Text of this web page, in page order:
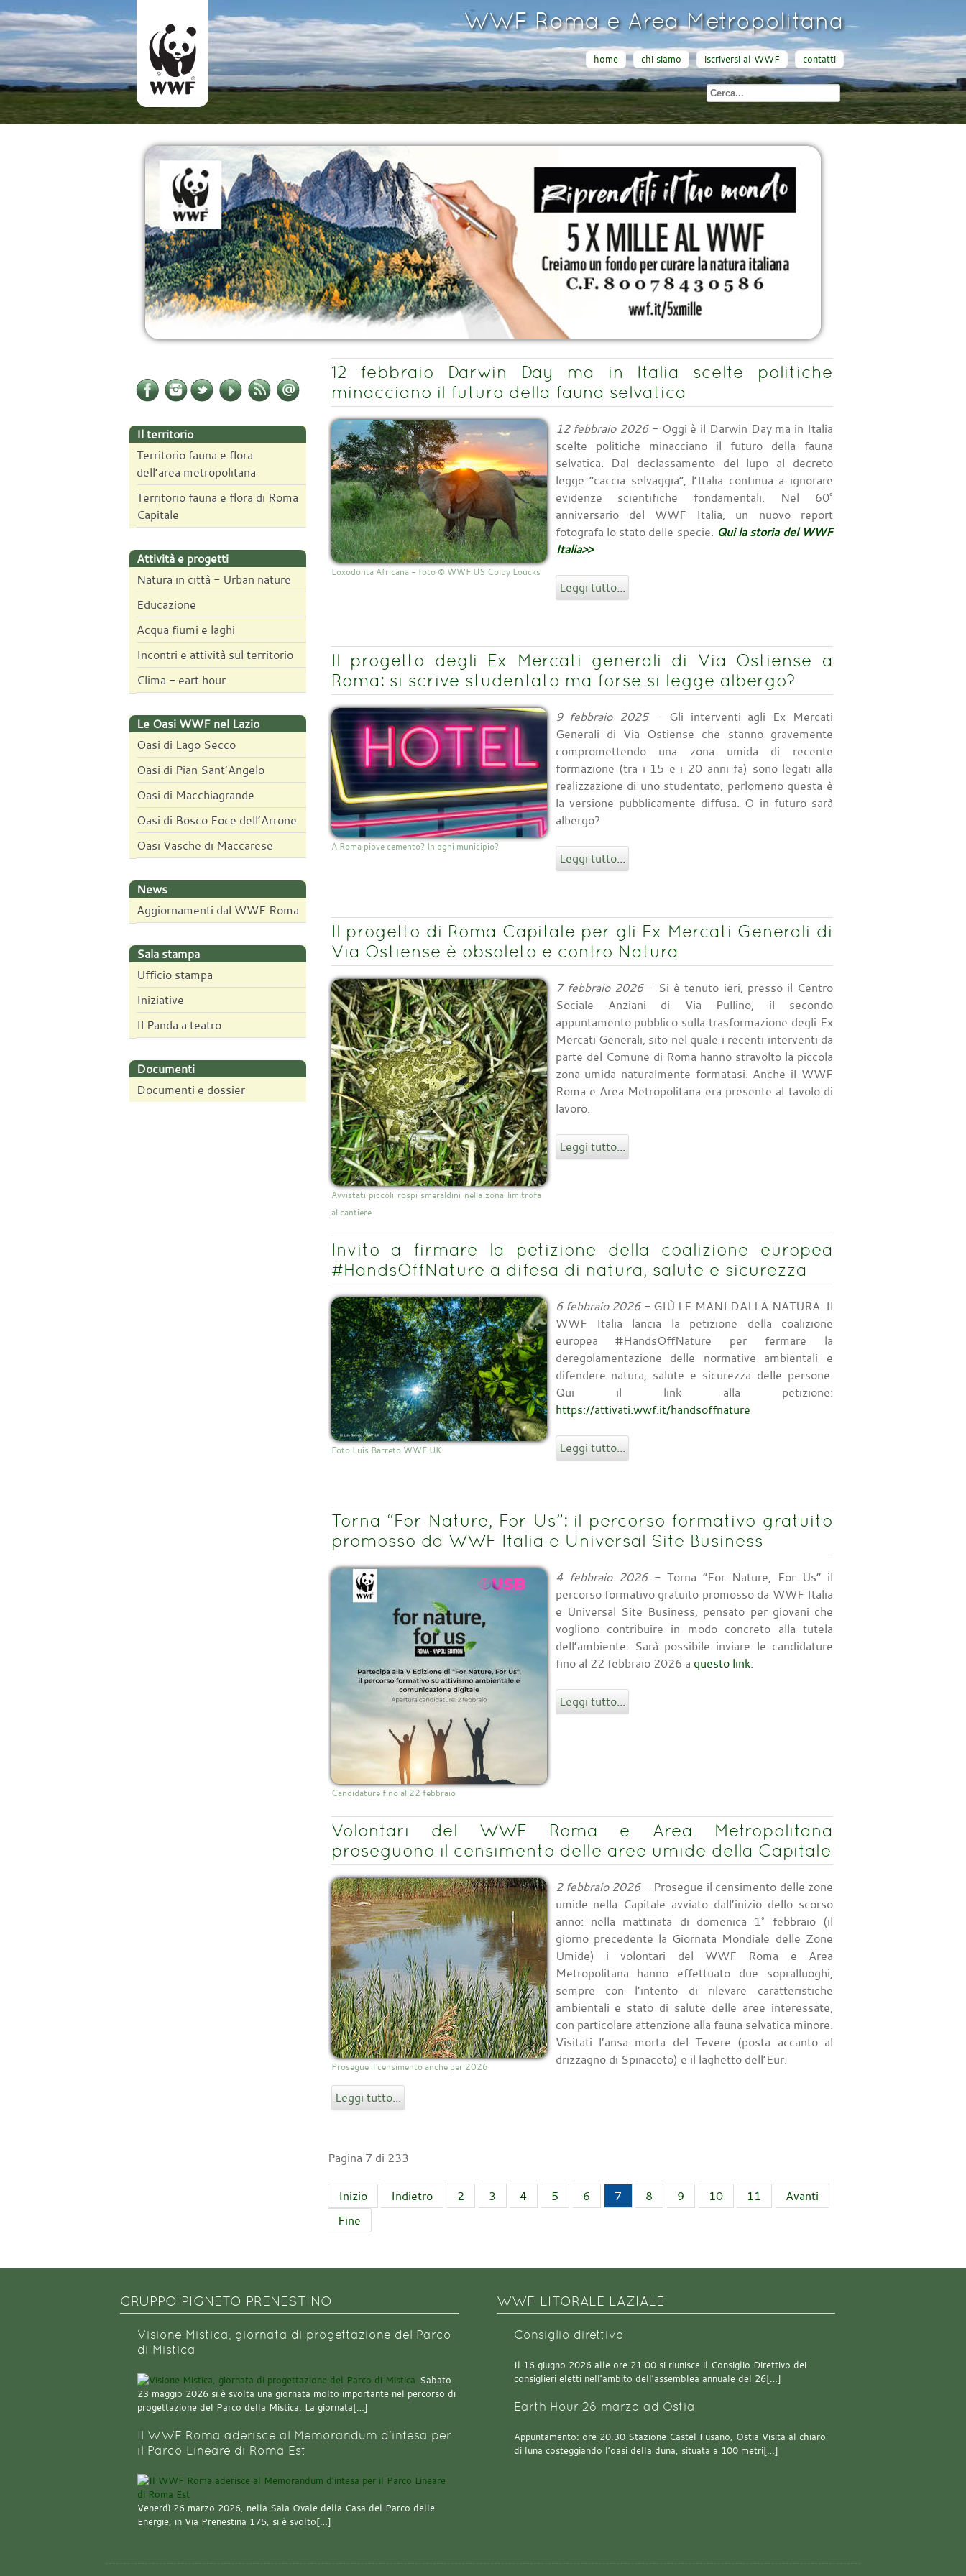
WWF Roma e Area Metropolitana
home chi siamo iscriversi al WWF contatti
Il territorio
Territorio fauna e flora
dell’area metropolitana
Territorio fauna e flora di Roma
Capitale
Attività e progetti
Natura in città - Urban nature
Educazione
Acqua fiumi e laghi
Incontri e attività sul territorio
Clima - eart hour
Le Oasi WWF nel Lazio
Oasi di Lago Secco
Oasi di Pian Sant’Angelo
Oasi di Macchiagrande
Oasi di Bosco Foce dell’Arrone
Oasi Vasche di Maccarese
News
Aggiornamenti dal WWF Roma
Sala stampa
Ufficio stampa
Iniziative
Il Panda a teatro
Documenti
Documenti e dossier
12 febbraio Darwin Day ma in Italia scelte politiche
minacciano il futuro della fauna selvatica
Loxodonta Africana - foto © WWF US Colby Loucks
12 febbraio 2026- Oggi è il Darwin Day ma in Italia
scelte politiche minacciano il futuro della fauna
selvatica. Dal declassamento del lupo al decreto
legge “caccia selvaggia”, l’Italia continua a ignorare
evidenze scientifiche fondamentali. Nel 60°
anniversario del WWF Italia, un nuovo report
fotografa lo stato delle specie. Qui la storia del WWF
Italia>>
Leggi tutto...
Il progetto degli Ex Mercati generali di Via Ostiense a
Roma: si scrive studentato ma forse si legge albergo?
A Roma piove cemento? In ogni municipio?
9 febbraio 2025- Gli interventi agli Ex Mercati
Generali di Via Ostiense che stanno gravemente
compromettendo una zona umida di recente
formazione (tra i 15 e i 20 anni fa) sono legati alla
realizzazione di uno studentato, perlomeno questa è
la versione pubblicamente diffusa. O in futuro sarà
albergo?
Leggi tutto...
Il progetto di Roma Capitale per gli Ex Mercati Generali di
Via Ostiense è obsoleto e contro Natura
Avvistati piccoli rospi smeraldini nella zona limitrofa
al cantiere
7 febbraio 2026- Si è tenuto ieri, presso il Centro
Sociale Anziani di Via Pullino, il secondo
appuntamento pubblico sulla trasformazione degli Ex
Mercati Generali, sito nel quale i recenti interventi da
parte del Comune di Roma hanno stravolto la piccola
zona umida naturalmente formatasi. Anche il WWF
Roma e Area Metropolitana era presente al tavolo di
lavoro.
Leggi tutto...
Invito a firmare la petizione della coalizione europea
#HandsOffNature a difesa di natura, salute e sicurezza
Foto Luis Barreto WWF UK
6 febbraio 2026- GIÙ LE MANI DALLA NATURA. Il
WWF Italia lancia la petizione della coalizione
europea #HandsOffNature per fermare la
deregolamentazione delle normative ambientali e
difendere natura, salute e sicurezza delle persone.
Qui il link alla petizione:
https://attivati.wwf.it/handsoffnature
Leggi tutto...
Torna “For Nature, For Us”: il percorso formativo gratuito
promosso da WWF Italia e Universal Site Business
Candidature fino al 22 febbraio
4 febbraio 2026- Torna “For Nature, For Us” il
percorso formativo gratuito promosso da WWF Italia
e Universal Site Business, pensato per giovani che
vogliono contribuire in modo concreto alla tutela
dell’ambiente. Sarà possibile inviare le candidature
fino al 22 febbraio 2026 a questo link.
Leggi tutto...
Volontari del WWF Roma e Area Metropolitana
proseguono il censimento delle aree umide della Capitale
Prosegue il censimento anche per 2026
2 febbraio 2026- Prosegue il censimento delle zone
umide nella Capitale avviato dall’inizio dello scorso
anno: nella mattinata di domenica 1° febbraio (il
giorno precedente la Giornata Mondiale delle Zone
Umide) i volontari del WWF Roma e Area
Metropolitana hanno effettuato due sopralluoghi,
sempre con l’intento di rilevare caratteristiche
ambientali e stato di salute delle aree interessate,
con particolare attenzione alla fauna selvatica minore.
Visitati l’ansa morta del Tevere (posta accanto al
drizzagno di Spinaceto) e il laghetto dell’Eur.
Leggi tutto...
Pagina 7 di 233
Inizio Indietro 2 3 4 5 6 7 8 9 10 11
Avanti
Fine
GRUPPO PIGNETO PRENESTINO
Visione Mistica, giornata di progettazione del Parco
di Mistica
Sabato
23 maggio 2026 si è svolta una giornata molto importante nel percorso di
progettazione del Parco della Mistica. La giornata[…]
Il WWF Roma aderisce al Memorandum d’intesa per
il Parco Lineare di Roma Est
Venerdì 26 marzo 2026, nella Sala Ovale della Casa del Parco delle
Energie, in Via Prenestina 175, si è svolto[…]
WWF LITORALE LAZIALE
Consiglio direttivo
Il 16 giugno 2026 alle ore 21.00 si riunisce il Consiglio Direttivo dei
consiglieri eletti nell’ambito dell’assemblea annuale del 26[…]
Earth Hour 28 marzo ad Ostia
Appuntamento: ore 20.30 Stazione Castel Fusano, Ostia Visita al chiaro
di luna costeggiando l’oasi della duna, situata a 100 metri[…]